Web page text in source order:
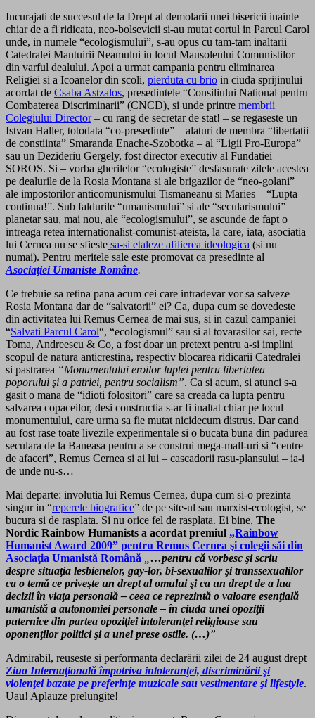
Incurajati de succesul de la Drept al demolarii unei bisericii inainte
chiar de a fi ridicata, neo-bolsevicii si-au mutat cortul in Parcul Carol
unde, in numele “ecologismului”, s-au opus cu tam-tam inaltarii
Catedralei Mantuirii Neamului in locul Mausoleului Comunistilor
din varful dealului. Apoi a urmat campania pentru eliminarea
Religiei si a Icoanelor din scoli, pierduta cu brio in ciuda sprijinului
acordat de Csaba Astzalos, presedintele “Consiliului National pentru
Combaterea Discriminarii” (CNCD), si unde printre membrii
Colegiului Director– cu rang de secretar de stat! – se regaseste un
Istvan Haller, totodata “co-presedinte” – alaturi de membra “libertatii
de constiinta” Smaranda Enache-Szobotka – al “Ligii Pro-Europa”
sau un Dezideriu Gergely, fost director executiv al Fundatiei
SOROS. Si – vorba gherilelor “ecologiste” desfasurate zilele acestea
pe dealurile de la Rosia Montana si ale brigazilor de “neo-golani”
ale impostorilor anticomunismului Tismaneanu si Maries – “Lupta
continua!”. Sub faldurile “umanismului” si ale “secularismului”
planetar sau, mai nou, ale “ecologismului”, se ascunde de fapt o
intreaga retea internationalist-comunist-ateista, la care, iata, asociatia
lui Cernea nu se sfieste sa-si etaleze afilierea ideologica (si nu
numai). Pentru meritele sale este promovat ca presedinte al
Asociaţiei Umaniste Române.
Ce trebuie sa retina pana acum cei care intradevar vor sa salveze
Rosia Montana dar de “salvatorii” ei? Ca, dupa cum se dovedeste
din activitatea lui Remus Cernea de mai sus, si in cazul campaniei
“Salvati Parcul Carol“, “ecologismul” sau si al tovarasilor sai, recte
Toma, Andreescu & Co, a fost doar un pretext pentru a-si implini
scopul de natura anticrestina, respectiv blocarea ridicarii Catedralei
si pastrarea “Monumentului eroilor luptei pentru libertatea
poporului şi a patriei, pentru socialism”. Ca si acum, si atunci s-a
gasit o mana de “idioti folositori” care sa creada ca lupta pentru
salvarea copaceilor, desi constructia s-ar fi inaltat chiar pe locul
monumentului, care urma sa fie mutat nicidecum distrus. Dar cand
au fost rase toate livezile experimentale si o bucata buna din padurea
seculara de la Baneasa pentru a se construi mega-mall-uri si “centre
de afaceri”, Remus Cernea si ai lui – cascadorii rasu-plansului – ia-i
de unde nu-s…
Mai departe: involutia lui Remus Cernea, dupa cum si-o prezinta
singur in “reperele biografice” de pe site-ul sau marxist-ecologist, se
bucura si de rasplata. Si nu orice fel de rasplata. Ei bine, The
Nordic Rainbow Humanists a acordat premiul „Rainbow
Humanist Award 2009” pentru Remus Cernea şi colegii săi din
Asociaţia Umanistă Română
…pentru că vorbesc şi scriu
despre situaţia lesbienelor, gay-lor, bi-sexualilor şi transsexualilor
ca o temă ce priveşte un drept al omului şi ca un drept de a lua
decizii în viaţa personală – ceea ce reprezintă o valoare esenţială
umanistă a autonomiei personale – în ciuda unei opoziţii
puternice din partea opoziţiei intoleranţei religioase sau
oponenţilor politici şi a unei prese ostile. (…)”
Admirabil, reuseste si performanta declarării zilei de 24 august drept
Ziua Internaţională împotriva intoleranţei, discriminării şi
violenţei bazate pe preferinţe muzicale sau vestimentare şi lifestyle.
Uau! Aplauze prelungite!